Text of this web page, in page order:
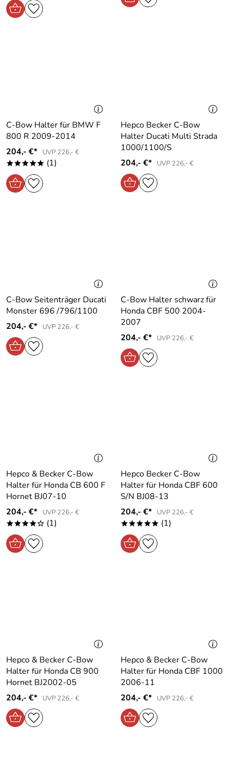
C-Bow Halter für BMW F
800 R 2009-2014
204,- €*
UVP 226,- €
***** (1)
Hepco Becker C-Bow
Halter Ducati Multi Strada
1000/1100/S
204,- €*
UVP 226,- €
C-Bow Seitenträger Ducati
Monster 696 /796/1100
204,- €*
UVP 226,- €
C-Bow Halter schwarz für
Honda CBF 500 2004-
2007
204,- €*
UVP 226,- €
Hepco & Becker C-Bow
Halter für Honda CB 600 F
Hornet BJ07-10
204,- €*
UVP 226,- €
****o (1)
Hepco Becker C-Bow
Halter für Honda CBF 600
S/N BJ08-13
204,- €*
UVP 226,- €
***** (1)
Hepco & Becker C-Bow
Halter für Honda CB 900
Hornet BJ2002-05
204,- €*
UVP 226,- €
Hepco & Becker C-Bow
Halter für Honda CBF 1000
2006-11
204,- €*
UVP 226,- €